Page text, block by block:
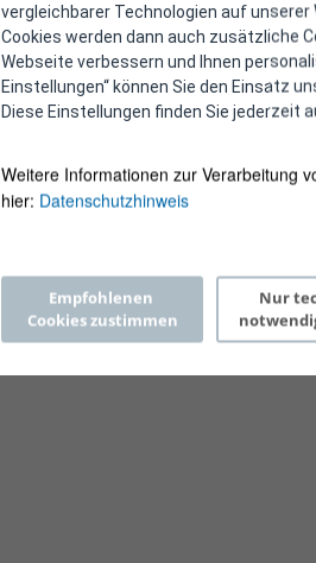
vergleichbarer Technologien auf
Cookies werden dann auch zusätzliche
Webseite verbessern und Ihnen
Einstellungen“ können Sie den Einsatz
Diese Einstellungen finden Sie jederzeit
Weitere Informationen zur Verarbeitung
hier: Datenschutzhinweis
Empfohlenen
Cookies zustimmen
Nur